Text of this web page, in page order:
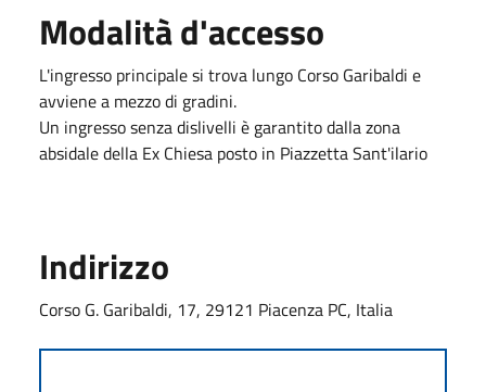
Modalità d'accesso
L'ingresso principale si trova lungo Corso Garibaldi e
avviene a mezzo di gradini.
Un ingresso senza dislivelli è garantito dalla zona
absidale della Ex Chiesa posto in Piazzetta Sant'ilario
Indirizzo
Corso G. Garibaldi, 17, 29121 Piacenza PC, Italia